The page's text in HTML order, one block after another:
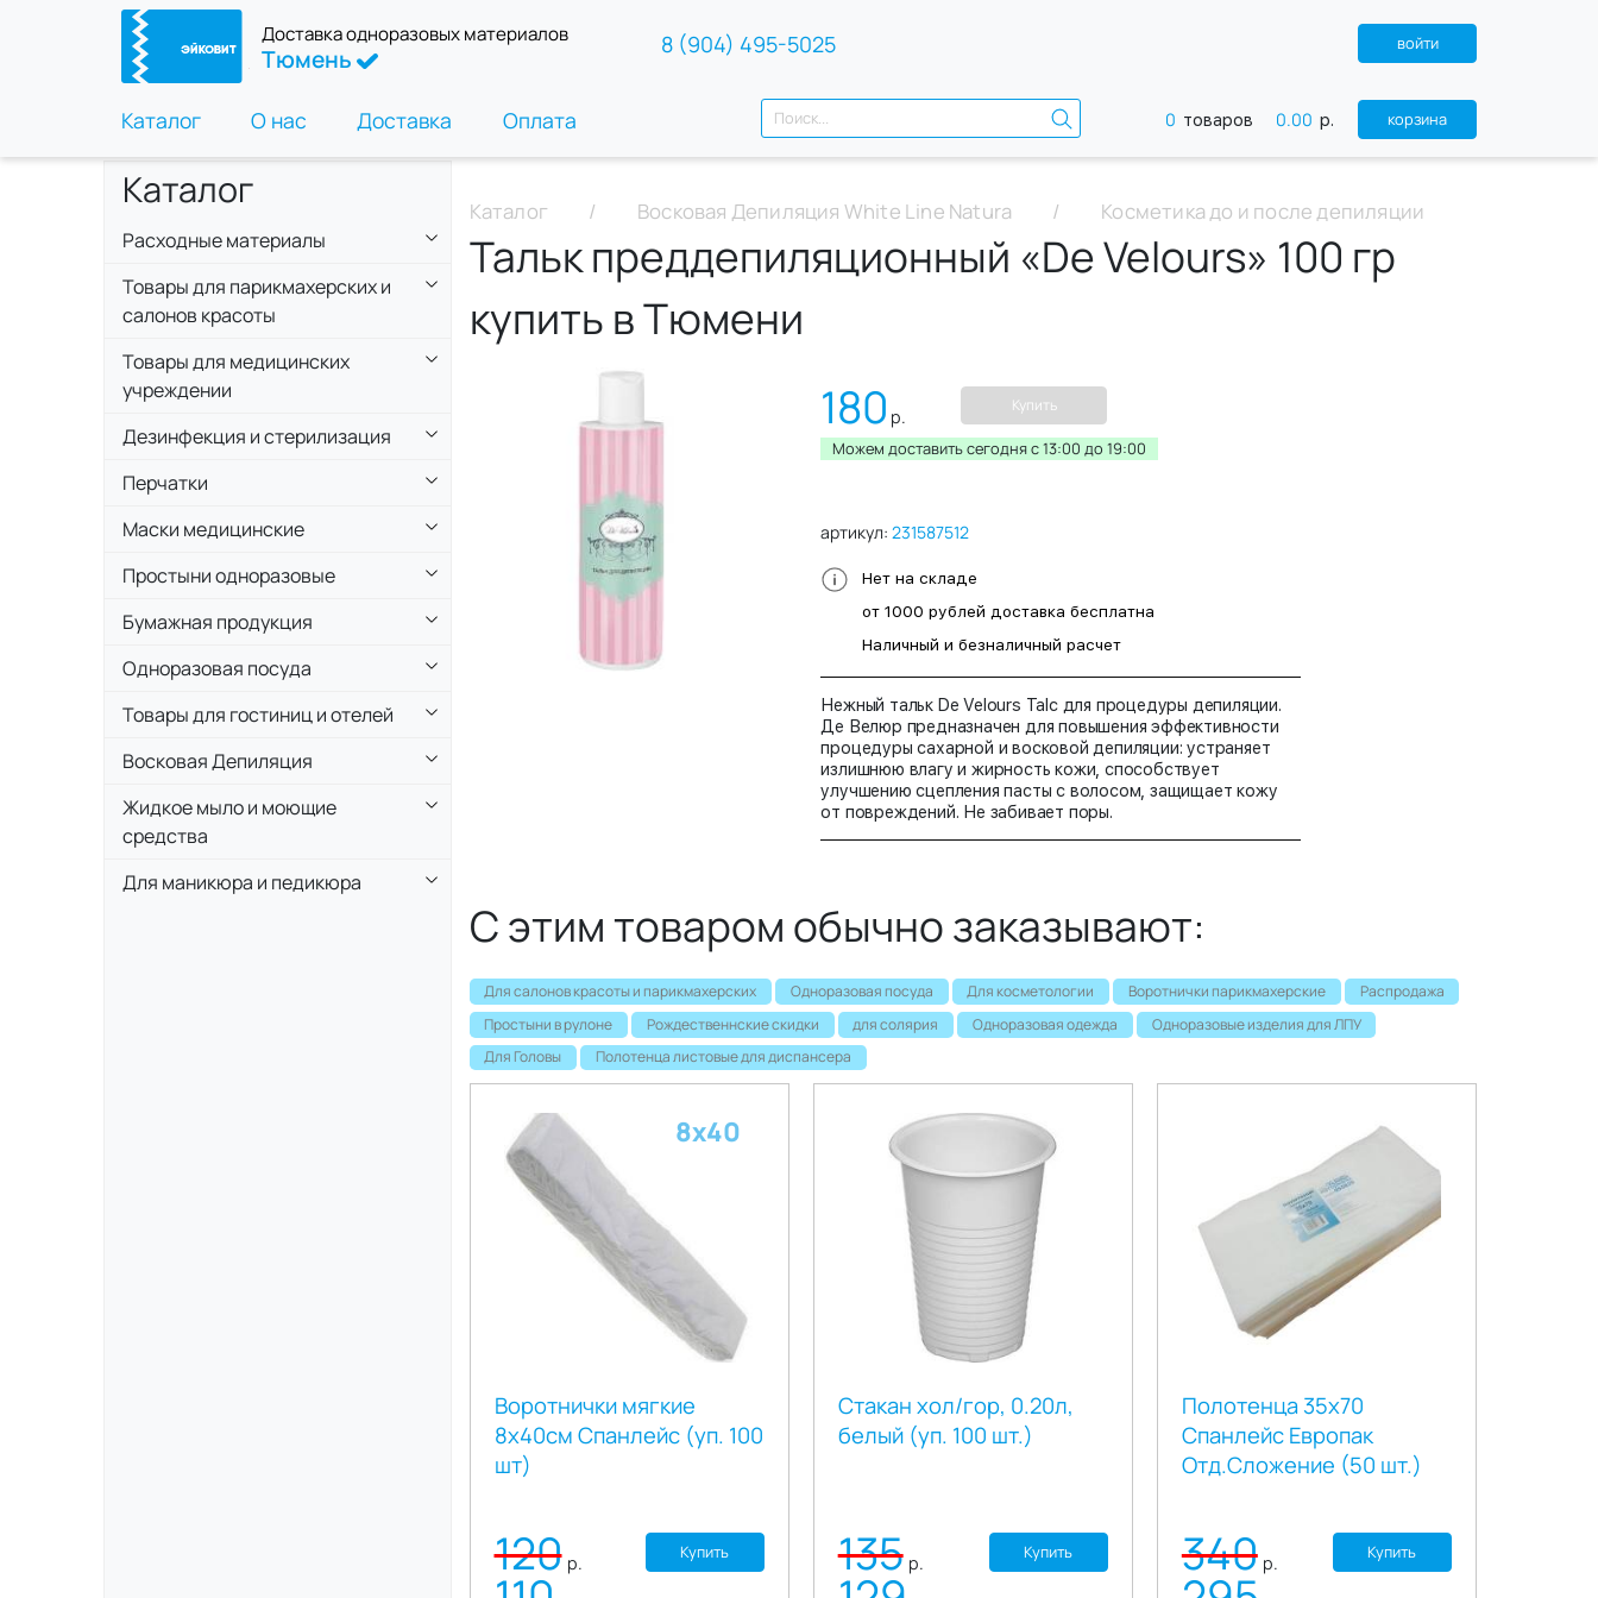
Доставка одноразовых материалов
Тюмень
войти
Каталог О нас Доставка Оплата
8 (904) 495-5025
0 товаров 0.00 р. корзина
Каталог
Расходные материалы
Товары для парикмахерских и
салонов красоты
Товары для медицинских
учреждении
Дезинфекция и стерилизация
Перчатки
Маски медицинские
Простыни одноразовые
Бумажная продукция
Одноразовая посуда
Товары для гостиниц и отелей
Восковая Депиляция
Жидкое мыло и моющие
средства
Для маникюра и педикюра
Каталог Восковая Депиляция White Line Natura Косметика до и после депиляции
Тальк преддепиляционный «De Velours» 100 гр
купить в Тюмени
артикул:231587512
Нет на складе
от 1000 рублей доставка бесплатна
Наличный и безналичный расчет
Нежный тальк De Velours Talc для процедуры депиляции.
Де Велюр предназначен для повышения эффективности
процедуры сахарной и восковой депиляции: устраняет
излишнюю влагу и жирность кожи, способствует
улучшению сцепления пасты с волосом, защищает кожу
от повреждений. Не забивает поры.
180 р.
Купить
Можем доставить сегодня c 13:00 до 19:00
С этим товаром обычно заказывают:
Для салонов красоты и парикмахерских Одноразовая посуда Для косметологии Воротнички парикмахерские
Распродажа
Простыни в рулоне
Рождественнские скидки для солярия Одноразовая одежда
Одноразовые изделия для ЛПУ
Для Головы
Полотенца листовые для диспансера
8х40
Воротнички мягкие
8х40см Спанлейс (уп. 100
шт)
120 р.
Купить
Стакан хол/гор, 0.20л,
белый (уп. 100 шт.)
135 р.
Купить
Полотенца 35х70
Спанлейс Европак
Отд.Сложение (50 шт.)
340 р.
Купить